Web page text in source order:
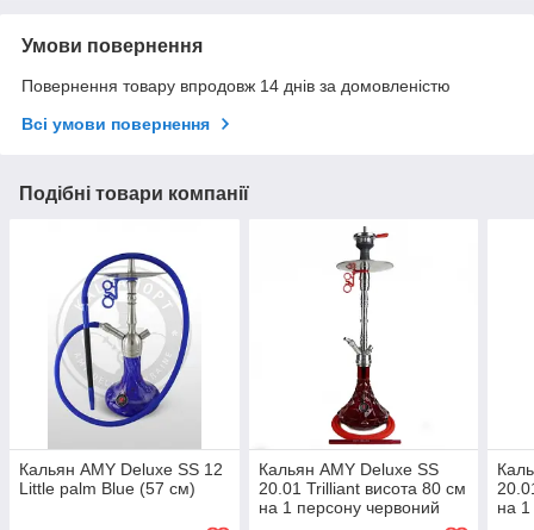
Умови повернення
Повернення товару впродовж 14 днів за домовленістю
Всі умови повернення
Подібні товари компанії
Кальян AMY Deluxe SS 12
Little palm Blue (57 см)
Кальян AMY Deluxe SS
20.01 Trilliant висота 80 см
на 1 персону червоний
на